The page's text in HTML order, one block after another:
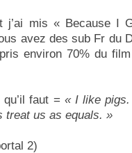
j’ai mis « Because I
avez des sub Fr du
environ 70% du
faut = « I like
treat us as equals. »
2)